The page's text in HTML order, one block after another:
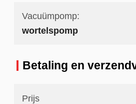
Vacuümpomp:
wortelspomp
Betaling en
Prijs